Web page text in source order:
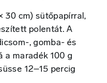
30 cm) sütőpapírral,
polentát. A
, gomba- és
a maradék 100 g
12–15 percig